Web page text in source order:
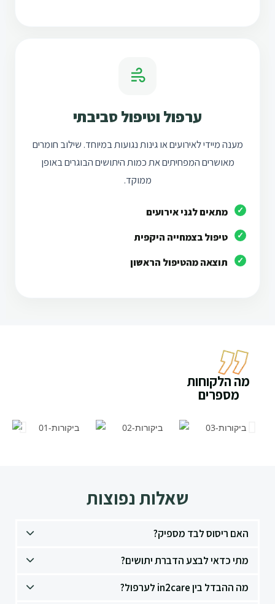
ערפול וטיפול סביבתי
מענה מיידי לאירועים או גינות נגועות במיוחד. שילוב חומרים
מאושרים המפחיתים את כמות היתושים הבוגרים באופן
ממוקד.
מתאים לגני אירועים
טיפול בצמחייה היקפית
תוצאה מהטיפול הראשון
מה הלקוחות
מספרים
שאלות נפוצות
האם ריסוס לבד מספיק?
מתי כדאי לבצע הדברת יתושים?
מה ההבדל בין in2care לערפול?